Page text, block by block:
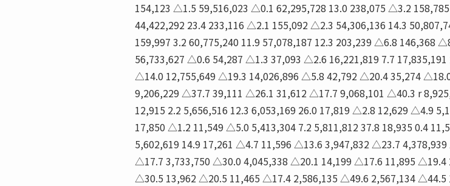
154,123 △1.5 59,516,023 △0.1 62,295,728 13.0 238,075 △3.2
44,422,292 23.4 233,116 △2.1 155,092 △2.3 54,306,136 14.3
159,997 3.2 60,775,240 11.9 57,078,187 12.3 203,239 △6.8 146,368
56,733,627 △0.6 54,287 △1.3 37,093 △2.6 16,221,819 7.7
△14.0 12,755,649 △19.3 14,026,896 △5.8 42,792 △20.4 35,274
9,206,229 △37.7 39,111 △26.1 31,612 △17.7 9,068,101 △40.3 r
12,915 2.2 5,656,516 12.3 6,053,169 26.0 17,819 △2.8 12,629 △4.9
17,850 △1.2 11,549 △5.0 5,413,304 7.2 5,811,812 37.8 18,935 0.4
5,602,619 14.9 17,261 △4.7 11,596 △13.6 3,947,832 △23.7
△17.7 3,733,750 △30.0 4,045,338 △20.1 14,199 △17.6 11,895 △19.4
△30.5 13,962 △20.5 11,465 △17.4 2,586,135 △49.6 2,567,134 △44.5